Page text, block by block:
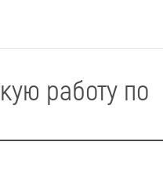
работу по